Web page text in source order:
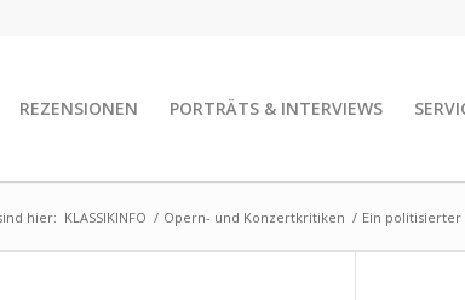
REZENSIONEN PORTRÄTS & INTERVIEWS
hier: KLASSIKINFO / Opern- und Konzertkritiken / Ein politisierter